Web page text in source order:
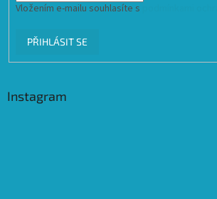
Vložením e-mailu souhlasíte s
PŘIHLÁSIT SE
Instagram